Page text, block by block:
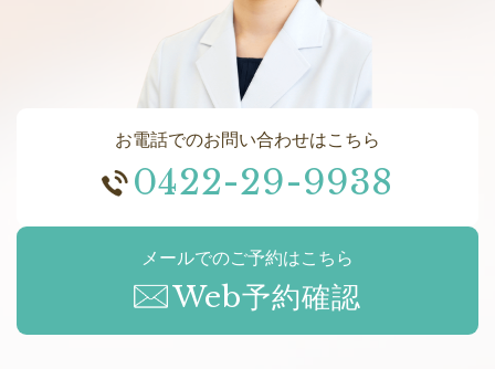
お電話でのお問い合わせはこちら
0422-29-9938
メールでのご予約はこちら
Web予約確認